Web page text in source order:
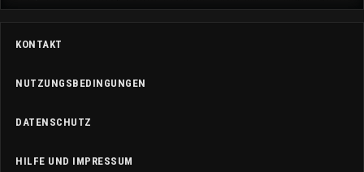
KONTAKT
NUTZUNGSBEDINGUNGEN
DATENSCHUTZ
HILFE UND IMPRESSUM